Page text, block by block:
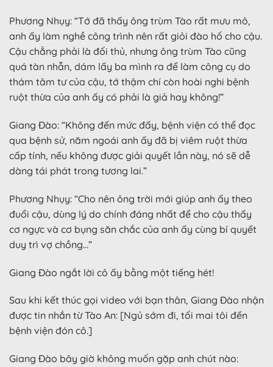
Phương Nhụy: “Tớ đã thấy ông trùm Tào rất mưu mô,
anh ấy làm nghề công trình nên rất giỏi đào hố cho cậu.
Cậu chẳng phải là đối thủ, nhưng ông trùm Tào cũng
quá tàn nhẫn, dám lấy ba mình ra để làm công cụ do
thám tâm tư của cậu, tớ thậm chí còn hoài nghi bệnh
ruột thừa của anh ấy có phải là giả hay không!”
Giang Đào: “Không đến mức đấy, bệnh viện có thể đọc
qua bệnh sử, năm ngoái anh ấy đã bị viêm ruột thừa
cấp tính, nếu không được giải quyết lần này, nó sẽ dễ
dàng tái phát trong tương lai.”
Phương Nhụy: “Cho nên ông trời mới giúp anh ấy theo
đuổi cậu, dùng lý do chính đáng nhất để cho cậu thấy
cơ ngực và cơ bụng săn chắc của anh ấy cùng bí quyết
duy trì vợ chồng…”
Giang Đào ngắt lời cô ấy bằng một tiếng hét!
Sau khi kết thúc gọi video với bạn thân, Giang Đào nhận
được tin nhắn từ Tào An: [Ngủ sớm đi, tối mai tôi đến
bệnh viện đón cô.]
Giang Đào bây giờ không muốn gặp anh chút nào: